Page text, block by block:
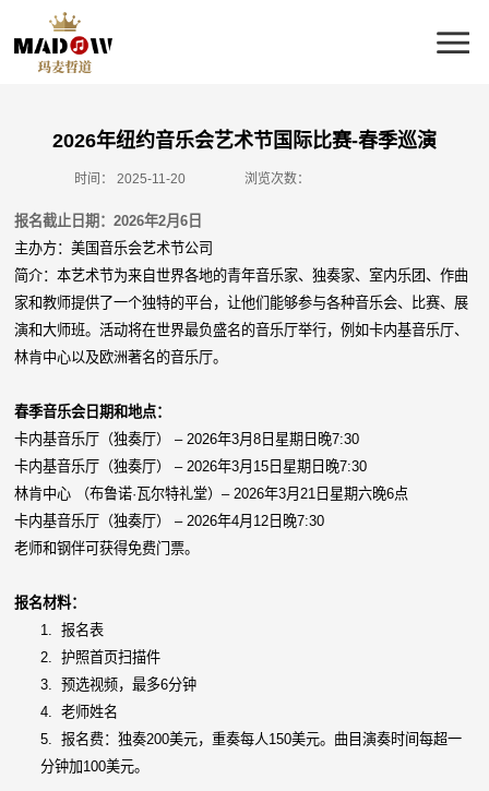
2026年纽约音乐会艺术节国际比赛-春季巡演
时间： 2025-11-20 浏览次数：
报名截止日期：2026年2月6日
主办方：美国音乐会艺术节公司
简介：本艺术节为来自世界各地的青年音乐家、独奏家、室内乐团、作曲
家和教师提供了一个独特的平台，让他们能够参与各种音乐会、比赛、展
演和大师班。活动将在世界最负盛名的音乐厅举行，例如卡内基音乐厅、
林肯中心以及欧洲著名的音乐厅。
春季音乐会日期和地点：
卡内基音乐厅（独奏厅） – 2026年3月8日星期日晚7:30
卡内基音乐厅（独奏厅） – 2026年3月15日星期日晚7:30
林肯中心 （布鲁诺·瓦尔特礼堂）– 2026年3月21日星期六晚6点
卡内基音乐厅（独奏厅） – 2026年4月12日晚7:30
老师和钢伴可获得免费门票。
报名材料：
1.
报名表
2.
护照首页扫描件
3.
预选视频，最多6分钟
4.
老师姓名
5.
报名费：独奏200美元，重奏每人150美元。曲目演奏时间每超一
分钟加100美元。